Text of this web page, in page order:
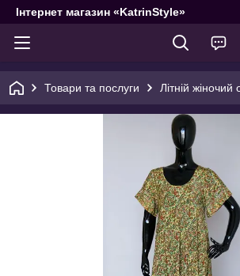
Інтернет магазин «KatrinStyle»
Товари та послуги Літній